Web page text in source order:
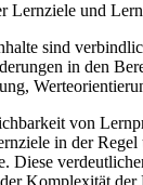
Lernziele und
sind
in den
von
in der
Diese